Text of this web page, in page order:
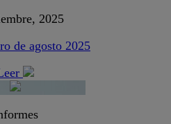
2025
de agosto 2025